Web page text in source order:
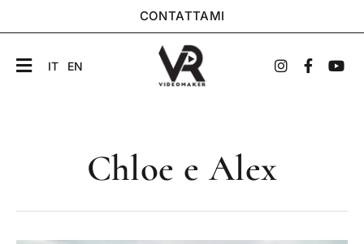
CONTATTAMI
IT EN
Chloe e Alex